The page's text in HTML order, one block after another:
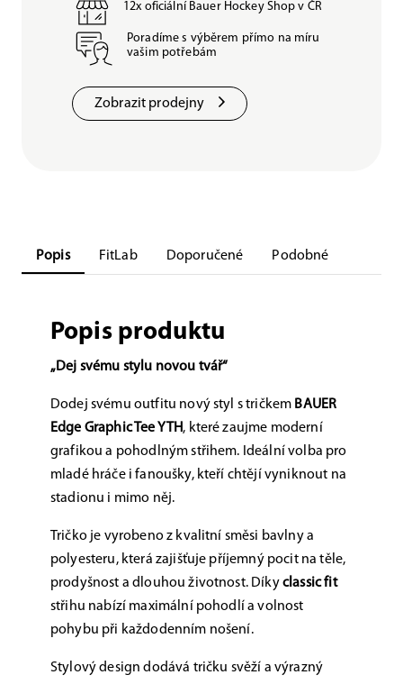
12x oficiální Bauer Hockey Shop v ČR
Poradíme s výběrem přímo na míru
vašim potřebám
Zobrazit prodejny
Popis FitLab Doporučené Podobné
Popis produktu
„Dej svému stylu novou tvář“
Dodej svému outfitu nový styl s tričkem BAUER
Edge Graphic Tee YTH, které zaujme moderní
grafikou a pohodlným střihem. Ideální volba pro
mladé hráče i fanoušky, kteří chtějí vyniknout na
stadionu i mimo něj.
Tričko je vyrobeno z kvalitní směsi bavlny a
polyesteru, která zajišťuje příjemný pocit na těle,
prodyšnost a dlouhou životnost. Díkyclassic fit
střihu nabízí maximální pohodlí a volnost
pohybu při každodenním nošení.
Stylový design dodává tričku svěží a výrazný